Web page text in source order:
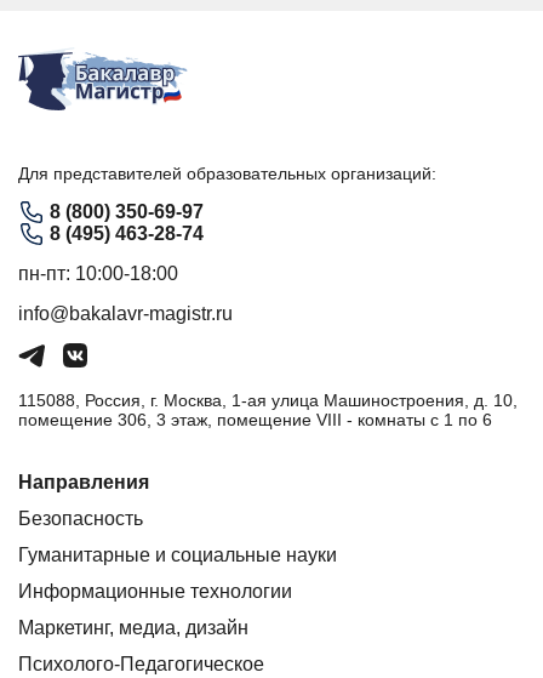
Для представителей образовательных организаций:
8 (800) 350-69-97
8 (495) 463-28-74
пн-пт: 10:00-18:00
info@bakalavr-magistr.ru
115088, Россия, г. Москва, 1-ая улица Машиностроения, д. 10,
помещение 306, 3 этаж, помещение VIII - комнаты с 1 по 6
Направления
Безопасность
Гуманитарные и социальные науки
Информационные технологии
Маркетинг, медиа, дизайн
Психолого-Педагогическое